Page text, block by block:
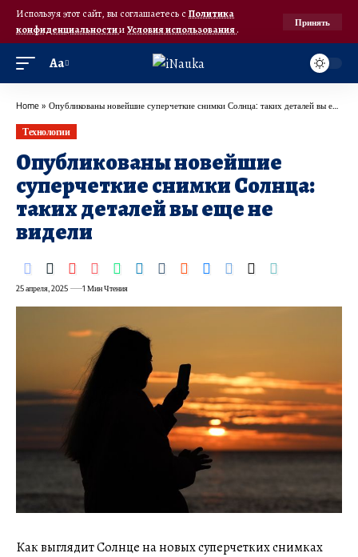
Используя этот сайт, вы соглашаетесь с Политика
конфиденциальностииУсловия использования.
Принять
Аа
Home » Опубликованы новейшие суперчеткие снимки Солнца: таких деталей вы еще не видели
Технологии
Опубликованы новейшие
суперчеткие снимки Солнца:
таких деталей вы еще не
видели
25 апреля, 2025 1 Мин Чтения
Как выглядит Солнце на новых суперчетких снимках